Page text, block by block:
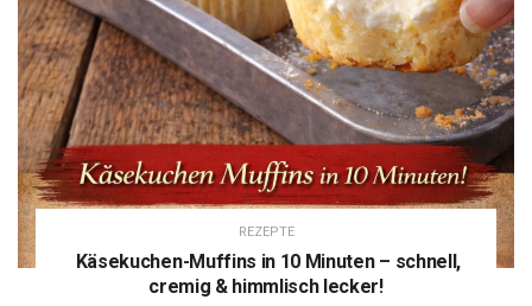
REZEPTE
Käsekuchen-Muffins in 10 Minuten – schnell,
cremig & himmlisch lecker!